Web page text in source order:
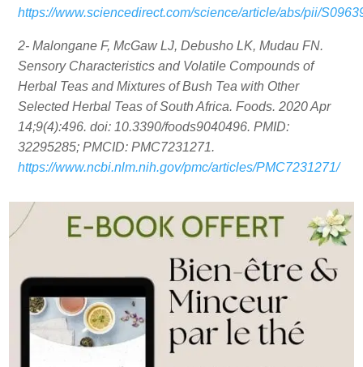
https://www.sciencedirect.com/science/article/abs/pii/
2- Malongane F, McGaw LJ, Debusho LK, Mudau FN.
Sensory Characteristics and Volatile Compounds of
Herbal Teas and Mixtures of Bush Tea with Other
Selected Herbal Teas of South Africa. Foods. 2020 Apr
14;9(4):496. doi: 10.3390/foods9040496. PMID:
32295285; PMCID: PMC7231271.
https://www.ncbi.nlm.nih.gov/pmc/articles/PMC7231271/